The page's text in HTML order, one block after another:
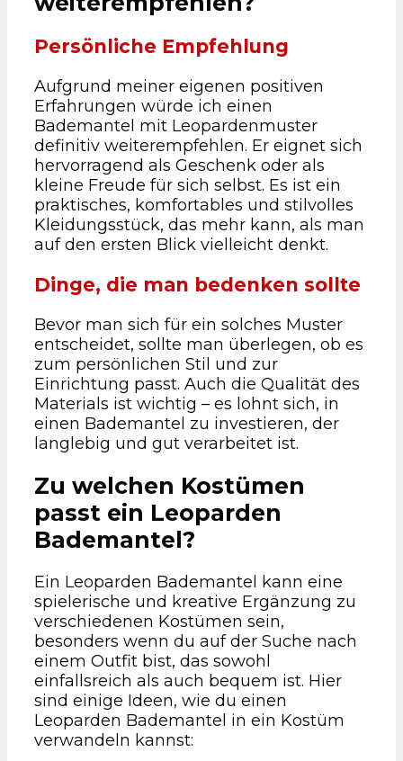
Persönliche Empfehlung
Aufgrund meiner eigenen positiven
Erfahrungen würde ich einen
Bademantel mit Leopardenmuster
definitiv weiterempfehlen. Er eignet sich
hervorragend als Geschenk oder als
kleine Freude für sich selbst. Es ist ein
praktisches, komfortables und stilvolles
Kleidungsstück, das mehr kann, als man
auf den ersten Blick vielleicht denkt.
Dinge, die man bedenken sollte
Bevor man sich für ein solches Muster
entscheidet, sollte man überlegen, ob es
zum persönlichen Stil und zur
Einrichtung passt. Auch die Qualität des
Materials ist wichtig – es lohnt sich, in
einen Bademantel zu investieren, der
langlebig und gut verarbeitet ist.
Zu welchen Kostümen
passt ein Leoparden
Bademantel?
Ein Leoparden Bademantel kann eine
spielerische und kreative Ergänzung zu
verschiedenen Kostümen sein,
besonders wenn du auf der Suche nach
einem Outfit bist, das sowohl
einfallsreich als auch bequem ist. Hier
sind einige Ideen, wie du einen
Leoparden Bademantel in ein Kostüm
verwandeln kannst: